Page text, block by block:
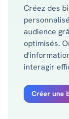
Créez des
audience
optimisés.
interagir
Créer une